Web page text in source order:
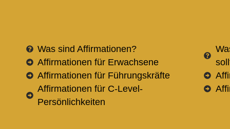
Was sind Affirmationen?
Affirmationen für Erwachsene
Affirmationen für Führungskräfte
Affirmationen für C-Level-
Persönlichkeiten